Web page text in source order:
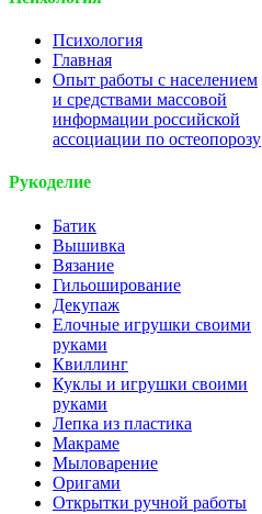
Психология
Главная
Опыт работы с населением
и средствами массовой
информации российской
ассоциации по остеопорозу
Рукоделие
Батик
Вышивка
Вязание
Гильоширование
Декупаж
Елочные игрушки своими
руками
Квиллинг
Куклы и игрушки своими
руками
Лепка из пластика
Макраме
Мыловарение
Оригами
Открытки ручной работы